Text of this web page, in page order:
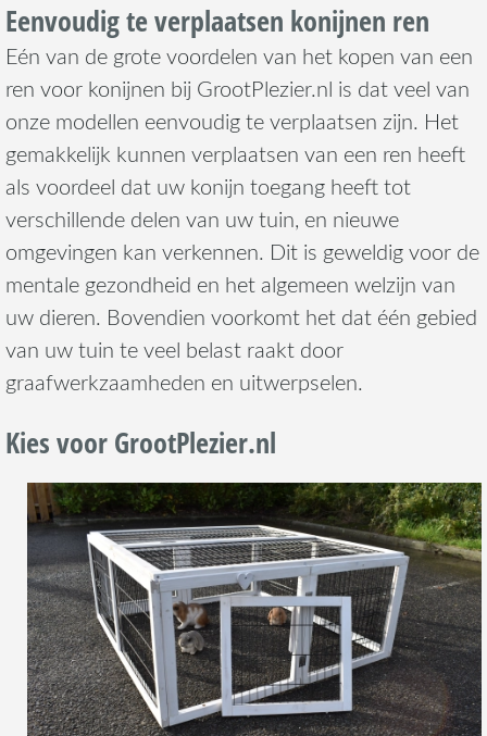
Eenvoudig te verplaatsen konijnen ren
Eén van de grote voordelen van het kopen van een
ren voor konijnen bij GrootPlezier.nl is dat veel van
onze modellen eenvoudig te verplaatsen zijn. Het
gemakkelijk kunnen verplaatsen van een ren heeft
als voordeel dat uw konijn toegang heeft tot
verschillende delen van uw tuin, en nieuwe
omgevingen kan verkennen. Dit is geweldig voor de
mentale gezondheid en het algemeen welzijn van
uw dieren. Bovendien voorkomt het dat één gebied
van uw tuin te veel belast raakt door
graafwerkzaamheden en uitwerpselen.
Kies voor GrootPlezier.nl